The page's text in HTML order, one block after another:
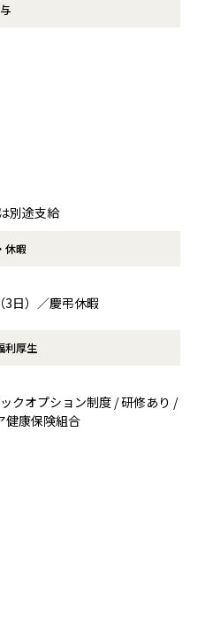
別途支給
休暇
3日）／慶弔休暇
利厚生
クオプション制度 / 研修あり /
健康保険組合